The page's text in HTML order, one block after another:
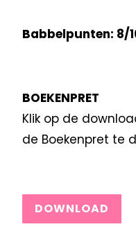
Babbelpunten: 8/
BOEKENPRET
Klik op de
de Boekenpret te
DOWNLOAD